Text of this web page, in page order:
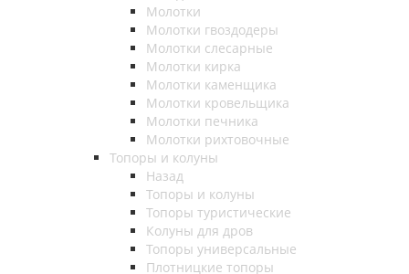
Молотки
Молотки гвоздодеры
Молотки слесарные
Молотки кирка
Молотки каменщика
Молотки кровельщика
Молотки печника
Молотки рихтовочные
Топоры и колуны
Назад
Топоры и колуны
Топоры туристические
Колуны для дров
Топоры универсальные
Плотницкие топоры